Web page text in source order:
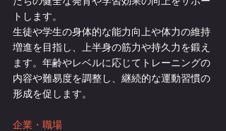
トします。
生徒や学生の身体的な能力向上や体力の維持
増進を目指し、上半身の筋力や持久力を鍛え
ます。年齢やレベルに応じてトレーニングの
内容や難易度を調整し、継続的な運動習慣の
形成を促します。
企業・職場